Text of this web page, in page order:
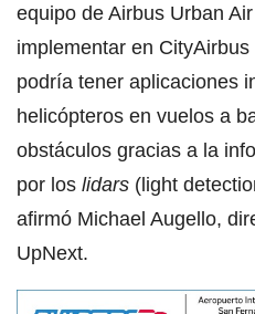
equipo de Airbus Urban
implementar en
podría tener aplicaciones
helicópteros en vuelos a
obstáculos gracias a la
por los lidars (light
afirmó Michael Augello,
UpNext.